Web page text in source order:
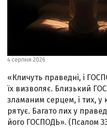
4 серпня 2026
«Кличуть праведні, і
їх визволяє. Близький
зламаним серцем, і тих, у
рятує. Багато лих у
його ГОСПОДЬ». (Псалом